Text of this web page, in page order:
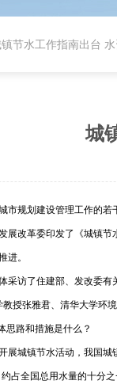
节水工作指南出台
城
市规划建设管理工作的
展改革委印发了《城镇
进。
采访了住建部、发改委
教授张雅君、清华大学
思路和措施是什么？
展城镇节水活动，我国
占全国总用水量的十分之